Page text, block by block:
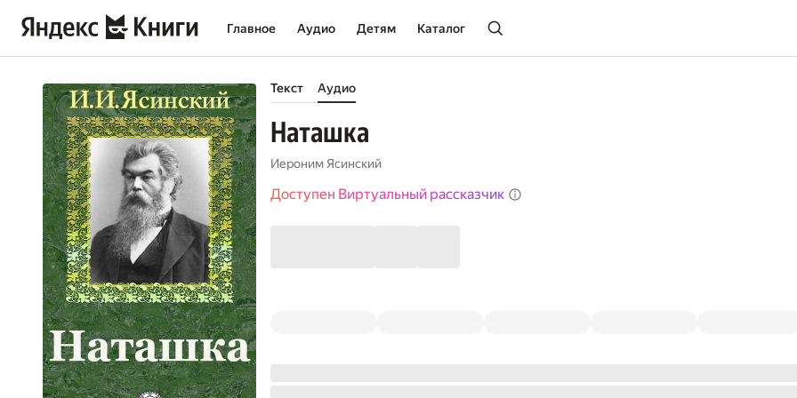
Главное Аудио Детям Каталог
Текст Аудио
Наташка
Иероним Ясинский
Доступен Виртуальный рассказчик